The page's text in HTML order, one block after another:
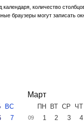
количество
браузеры могут записать
ВС
7
Март
ПН ВТ СР ЧТ
09 1 2 3 4